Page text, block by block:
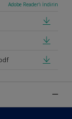
Adobe Reader'ı İndirin